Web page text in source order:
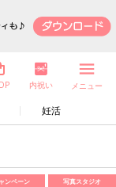
妊活
内祝い メニュー
ンペーン 写真スタジオ